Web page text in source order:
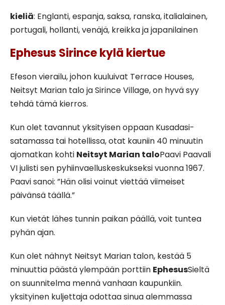
kieliä: Englanti, espanja, saksa, ranska, italialainen,
portugali, hollanti, venäjä, kreikka ja japanilainen
Ephesus Sirince kylä kiertue
Efeson vierailu, johon kuuluivat Terrace Houses,
Neitsyt Marian talo ja Sirince Village, on hyvä syy
tehdä tämä kierros.
Kun olet tavannut yksityisen oppaan Kusadasi-
satamassa tai hotellissa, otat kauniin 40 minuutin
ajomatkan kohti Neitsyt Marian taloPaavi Paavali
VI julisti sen pyhiinvaelluskeskukseksi vuonna 1967.
Paavi sanoi: ”Hän olisi voinut viettää viimeiset
päivänsä täällä.”
Kun vietät lähes tunnin paikan päällä, voit tuntea
pyhän ajan.
Kun olet nähnyt Neitsyt Marian talon, kestää 5
minuuttia päästä ylempään porttiin EphesusSieltä
on suunnitelma mennä vanhaan kaupunkiin.
yksityinen kuljettaja odottaa sinua alemmassa